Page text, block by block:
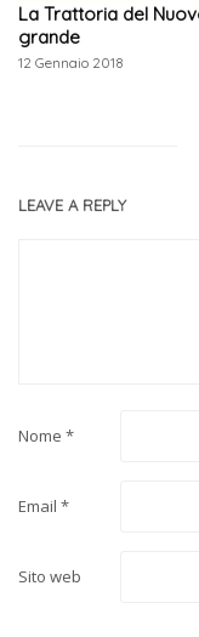
La Trattoria del
grande
12 Gennaio 2018
LEAVE A REPLY
Nome *
Email *
Sito web